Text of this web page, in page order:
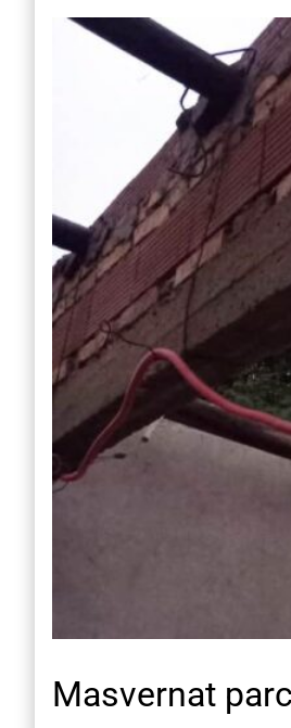
Masvernat